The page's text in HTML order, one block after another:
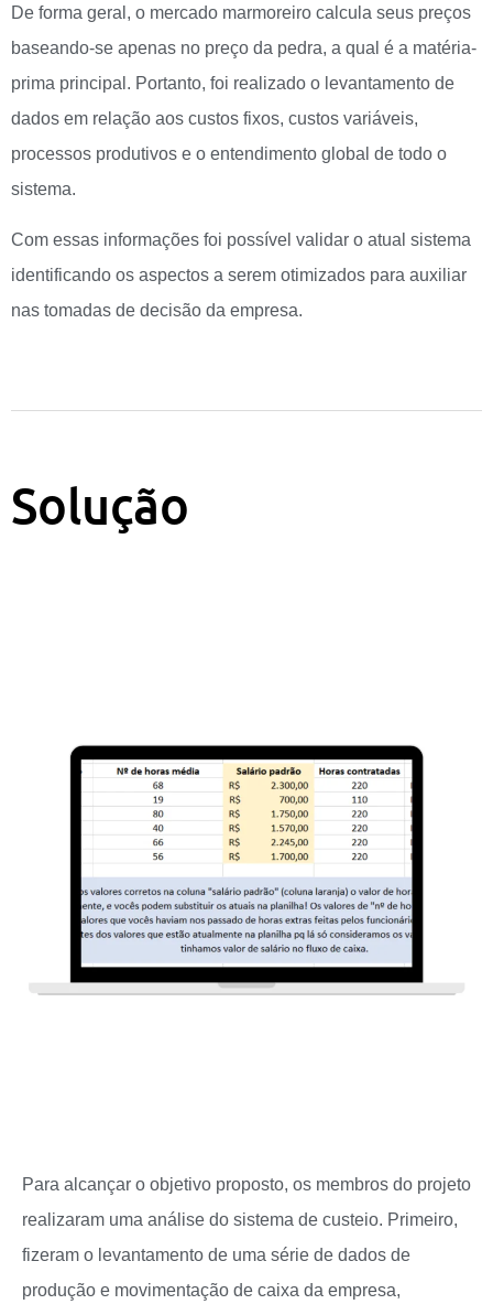
De forma geral, o mercado marmoreiro calcula seus preços
baseando-se apenas no preço da pedra, a qual é a matéria-
prima principal. Portanto, foi realizado o levantamento de
dados em relação aos custos fixos, custos variáveis,
processos produtivos e o entendimento global de todo o
sistema.
Com essas informações foi possível validar o atual sistema
identificando os aspectos a serem otimizados para auxiliar
nas tomadas de decisão da empresa.
Solução
Para alcançar o objetivo proposto, os membros do projeto
realizaram uma análise do sistema de custeio. Primeiro,
fizeram o levantamento de uma série de dados de
produção e movimentação de caixa da empresa,